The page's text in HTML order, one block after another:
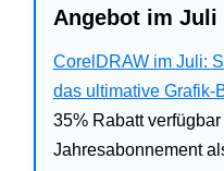
Angebot im Juli
CorelDRAW im Juli:
das ultimative Grafik-
35% Rabatt
Jahresabonnement